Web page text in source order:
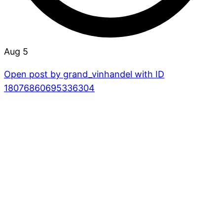
Aug 5
Open post by grand_vinhandel with ID
18076860695336304